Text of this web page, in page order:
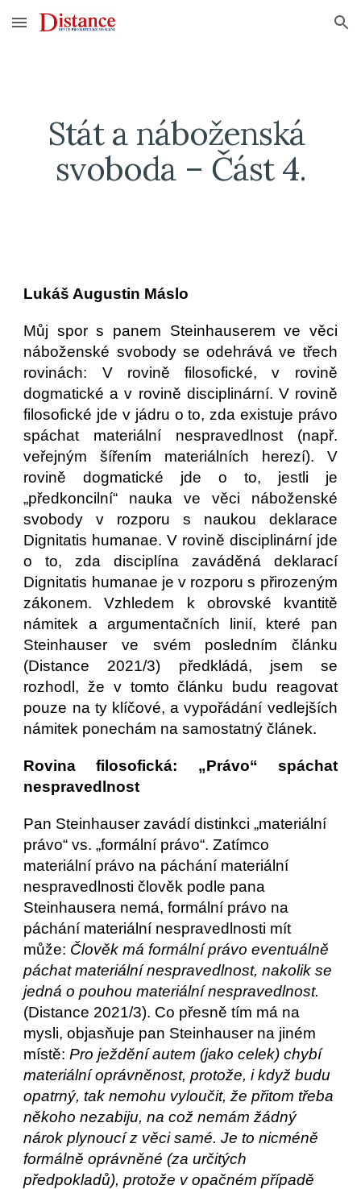
Skip to main content Skip to navigation
Stát a náboženská
svoboda – Část 4.
Lukáš Augustin Máslo
Můj spor s panem Steinhauserem ve věci
náboženské svobody se odehrává ve třech
rovinách: V rovině filosofické, v rovině
dogmatické a v rovině disciplinární. V rovině
filosofické jde v jádru o to, zda existuje právo
spáchat materiální nespravedlnost (např.
veřejným šířením materiálních herezí). V
rovině dogmatické jde o to, jestli je
„předkoncilní“ nauka ve věci náboženské
svobody v rozporu s naukou deklarace
Dignitatis humanae. V rovině disciplinární jde
o to, zda disciplína zaváděná deklarací
Dignitatis humanae je v rozporu s přirozeným
zákonem. Vzhledem k obrovské kvantitě
námitek a argumentačních linií, které pan
Steinhauser ve svém posledním článku
(Distance 2021/3) předkládá, jsem se
rozhodl, že v tomto článku budu reagovat
pouze na ty klíčové, a vypořádání vedlejších
námitek ponechám na samostatný článek.
Rovina filosofická: „Právo“ spáchat
nespravedlnost
Pan Steinhauser zavádí distinkci „materiální
právo“ vs. „formální právo“. Zatímco
materiální právo na páchání materiální
nespravedlnosti člověk podle pana
Steinhausera nemá, formální právo na
páchání materiální nespravedlnosti mít
může: Člověk má formální právo eventuálně
páchat materiální nespravedlnost, nakolik se
jedná o pouhou materiální nespravedlnost.
(Distance 2021/3). Co přesně tím má na
mysli, objasňuje pan Steinhauser na jiném
místě: Pro ježdění autem (jako celek) chybí
materiální oprávněnost, protože, i když budu
opatrný, tak nemohu vyloučit, že přitom třeba
někoho nezabiju, na což nemám žádný
nárok plynoucí z věci samé. Je to nicméně
formálně oprávněné (za určitých
předpokladů), protože v opačném případě